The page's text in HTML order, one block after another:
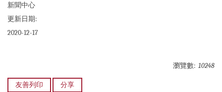
新聞中心
更新日期:
2020-12-17
瀏覽數: 10248
友善列印 分享